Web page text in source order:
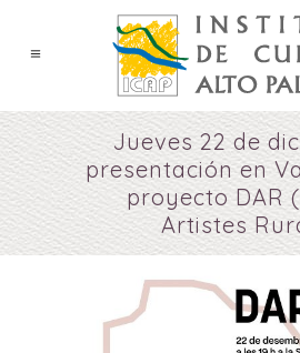
Jueves 22 de
presentación en
proyecto DAR
Artistes